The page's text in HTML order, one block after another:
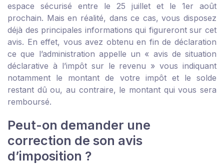
espace sécurisé entre le 25 juillet et le 1er août
prochain. Mais en réalité, dans ce cas, vous disposez
déjà des principales informations qui figureront sur cet
avis. En effet, vous avez obtenu en fin de déclaration
ce que l’administration appelle un « avis de situation
déclarative à l’impôt sur le revenu » vous indiquant
notamment le montant de votre impôt et le solde
restant dû ou, au contraire, le montant qui vous sera
remboursé.
Peut-on demander une
correction de son avis
d’imposition ?